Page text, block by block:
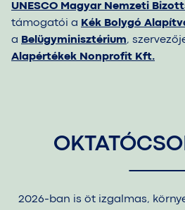
UNESCO Magyar Nemzeti
támogatói a Kék Bolygó
a Belügyminisztérium,
Alapértékek Nonprofit Kft.
2026-ban is öt izgalmas,